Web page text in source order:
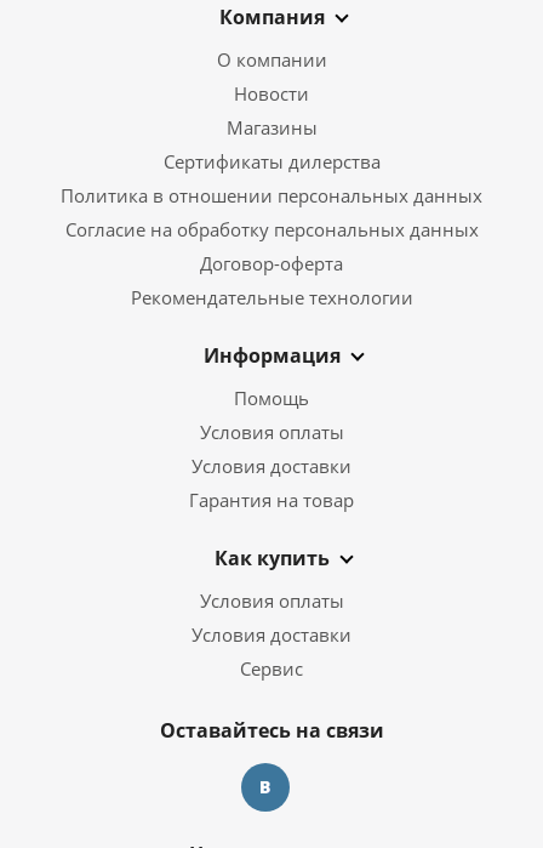
Компания
О компании
Новости
Магазины
Сертификаты дилерства
Политика в отношении персональных данных
Согласие на обработку персональных данных
Договор-оферта
Рекомендательные технологии
Информация
Помощь
Условия оплаты
Условия доставки
Гарантия на товар
Как купить
Условия оплаты
Условия доставки
Сервис
Оставайтесь на связи